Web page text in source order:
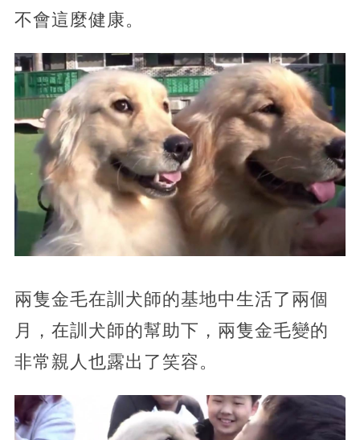
不會這麼健康。
兩隻金毛在訓犬師的基地中生活了兩個
月，在訓犬師的幫助下，兩隻金毛變的
非常親人也露出了笑容。